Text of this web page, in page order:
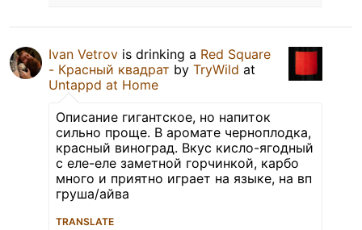
Ivan Vetrov is drinking a Red Square
- Красный квадрат by TryWild at
Untappd at Home
Описание гигантское, но напиток
сильно проще. В аромате черноплодка,
красный виноград. Вкус кисло-ягодный
с еле-еле заметной горчинкой, карбо
много и приятно играет на языке, на вп
груша/айва
TRANSLATE